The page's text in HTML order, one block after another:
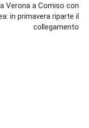
Verona a Comiso con
in primavera riparte il
collegamento